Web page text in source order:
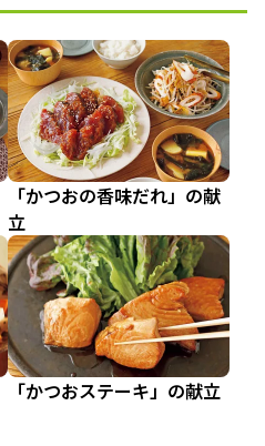
「かつおの香味だれ」の献
立
「かつおステーキ」の献立